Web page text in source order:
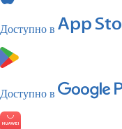
Доступно в
Доступно в